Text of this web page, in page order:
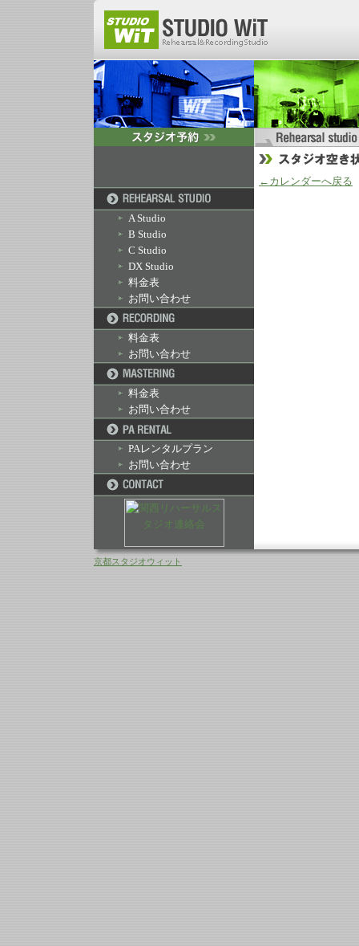
A Studio
B Studio
C Studio
DX Studio
料金表
お問い合わせ
料金表
お問い合わせ
料金表
お問い合わせ
PAレンタルプラン
お問い合わせ
←カレンダーへ戻る
京都スタジオウィット